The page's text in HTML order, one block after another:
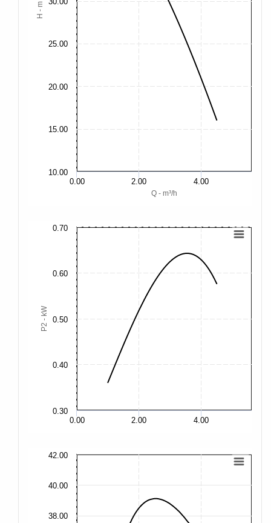
Q - m³/h
H - m
0.00 2.00 4.00
10.00
15.00
20.00
25.00
P2 - kW
0.00 2.00 4.00
0.30
0.40
0.50
0.60
0.70
38.00
40.00
42.00